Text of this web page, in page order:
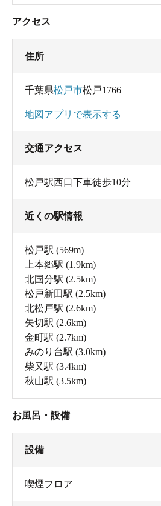
アクセス
住所
千葉県松戸市松戸1766
地図アプリで表示する
交通アクセス
松戸駅西口下車徒歩10分
近くの駅情報
松戸駅 (569m)
上本郷駅 (1.9km)
北国分駅 (2.5km)
松戸新田駅 (2.5km)
北松戸駅 (2.6km)
矢切駅 (2.6km)
金町駅 (2.7km)
みのり台駅 (3.0km)
柴又駅 (3.4km)
秋山駅 (3.5km)
お風呂・設備
設備
喫煙フロア